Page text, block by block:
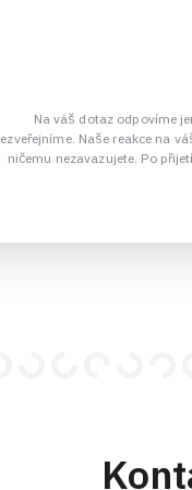
Na váš dotaz odpovíme
Naše reakce na
ničemu nezavazujete. Po